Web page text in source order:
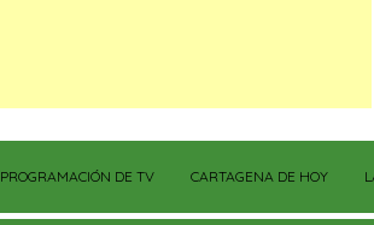
PROGRAMACIÓN DE TV CARTAGENA DE HOY